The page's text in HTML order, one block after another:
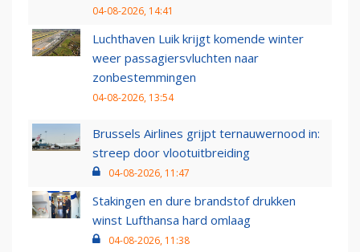
04-08-2026, 14:41
Luchthaven Luik krijgt komende winter
weer passagiersvluchten naar
zonbestemmingen
04-08-2026, 13:54
Brussels Airlines grijpt ternauwernood in:
streep door vlootuitbreiding
04-08-2026, 11:47
Stakingen en dure brandstof drukken
winst Lufthansa hard omlaag
04-08-2026, 11:38